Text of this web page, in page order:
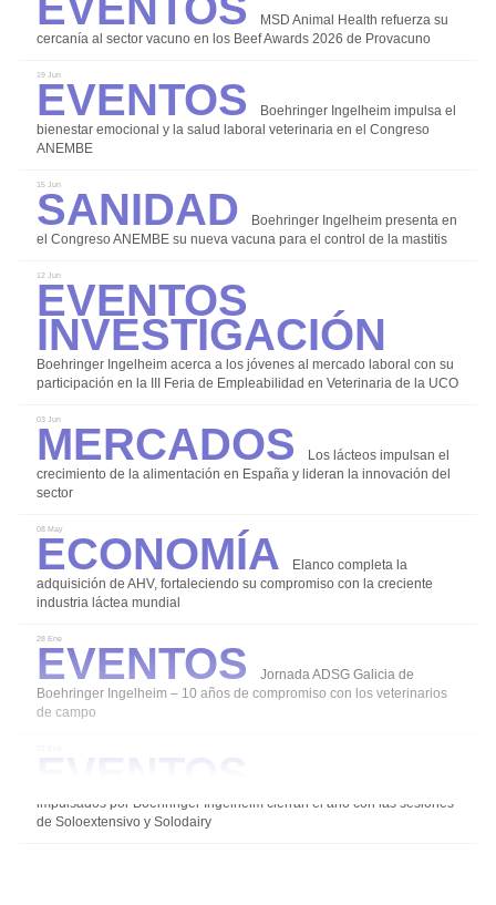
Mercados
Sostenibilidad
Coccidiosis
Mamitis
Salud y Bienestar en el ordeño
Diarreas en Terneros
Alternativas para un uso responsable de los
antibióticos
Salud de la Ubre
Instalaciones Equipos
Manejo y Bienestar
MSD Animal Health refuerza su
cercanía al sector vacuno en los Beef Awards 2026 de Provacuno
19 Jun
Eventos
Boehringer Ingelheim impulsa el
bienestar emocional y la salud laboral veterinaria en el Congreso
ANEMBE
15 Jun
Sanidad
Boehringer Ingelheim presenta en
el Congreso ANEMBE su nueva vacuna para el control de la mastitis
12 Jun
Eventos
Investigación
Boehringer Ingelheim acerca a los jóvenes al mercado laboral con su
participación en la III Feria de Empleabilidad en Veterinaria de la UCO
03 Jun
Mercados
Los lácteos impulsan el
crecimiento de la alimentación en España y lideran la innovación del
sector
08 May
Economía
Elanco completa la
adquisición de AHV, fortaleciendo su compromiso con la creciente
industria láctea mundial
28 Ene
Eventos
Jornada ADSG Galicia de
Boehringer Ingelheim – 10 años de compromiso con los veterinarios
de campo
impulsados por Boehringer Ingelheim cierran el año con las sesiones
de Soloextensivo y Solodairy